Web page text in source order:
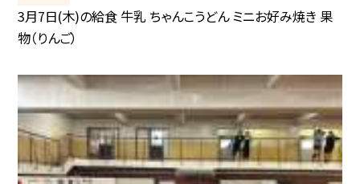
3月7日(木)の給食 牛乳 ちゃんこうどん ミニお好み焼き 果
物（りんご）